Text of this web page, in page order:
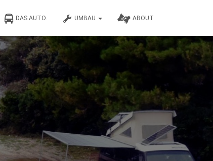
DAS AUTO. UMBAU ABOUT